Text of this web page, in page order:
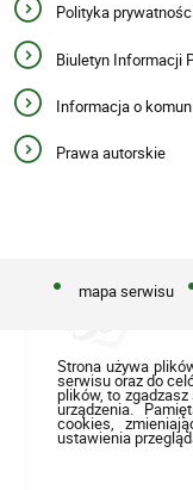
Polityka
Biuletyn Informacji
Informacja o
Prawa autorskie
mapa serwisu
Strona używa
serwisu oraz do
plików, to
urządzenia.
cookies,
ustawienia